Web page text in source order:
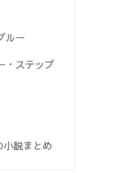
ルー
・ステップ
説まとめ